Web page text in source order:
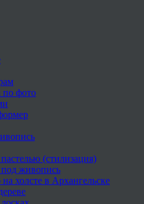
по фото
(стилизация)
живопись
холсте в Архангельске